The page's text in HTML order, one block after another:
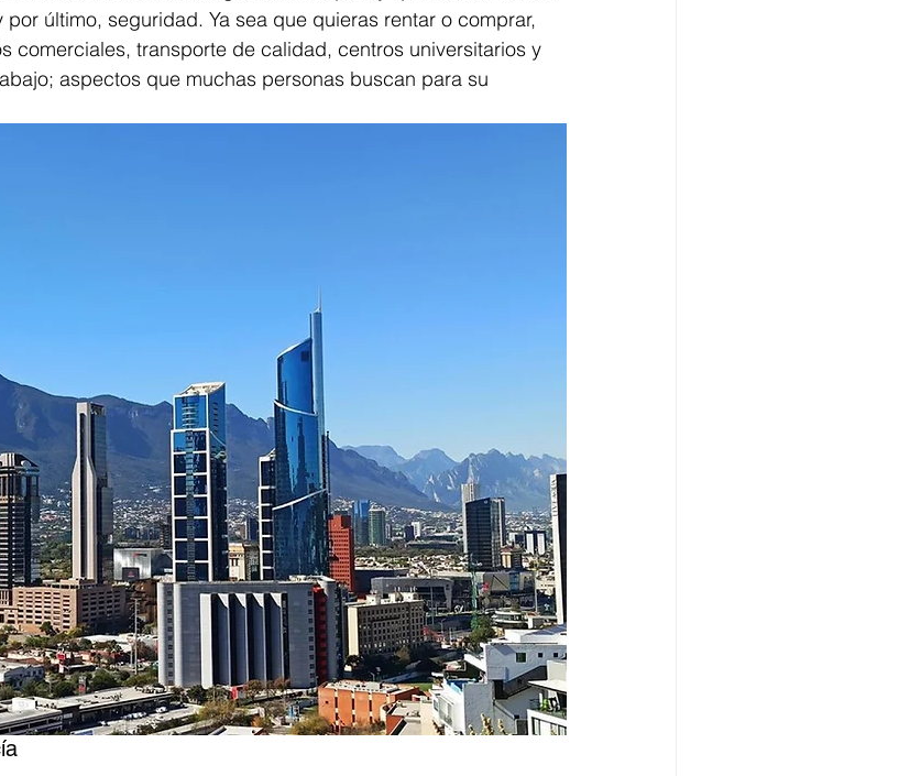
último, seguridad. Ya sea que quieras rentar o comprar,
comerciales, transporte de calidad, centros universitarios y
aspectos que muchas personas buscan para su